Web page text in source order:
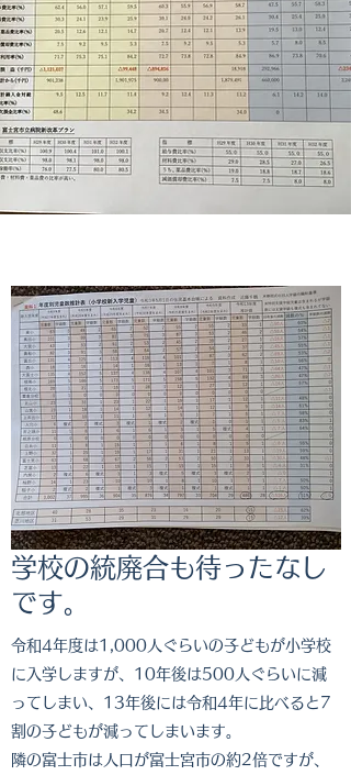
学校の統廃合も待ったなし
です。
令和4年度は1,000人ぐらいの子どもが小学校
に入学しますが、10年後は500人ぐらいに減
ってしまい、13年後には令和4年に比べると7
割の子どもが減ってしまいます。
隣の富士市は人口が富士宮市の約2倍ですが、